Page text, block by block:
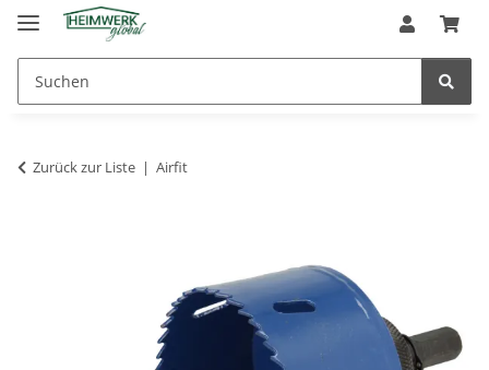
Zurück zur Liste Airfit